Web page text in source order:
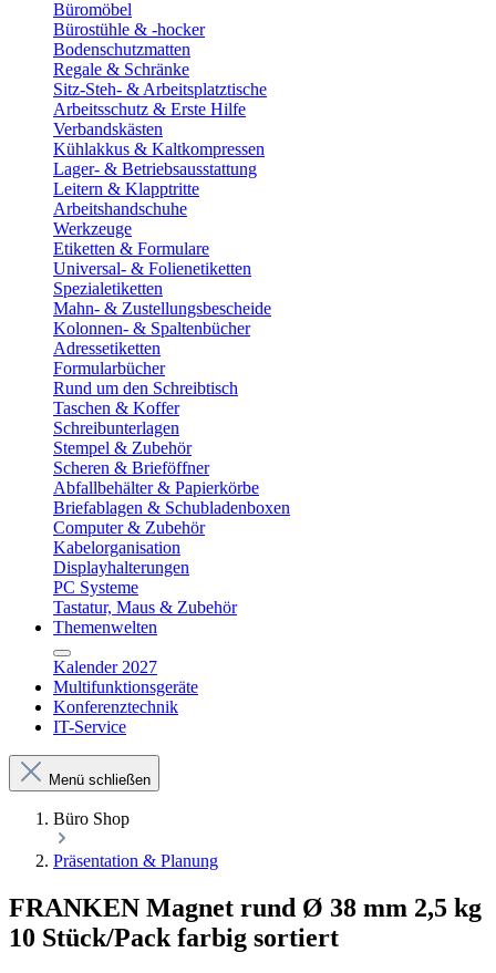
Büromöbel
Bürostühle & -hocker
Bodenschutzmatten
Regale & Schränke
Sitz-Steh- & Arbeitsplatztische
Arbeitsschutz & Erste Hilfe
Verbandskästen
Kühlakkus & Kaltkompressen
Lager- & Betriebsausstattung
Leitern & Klapptritte
Arbeitshandschuhe
Werkzeuge
Etiketten & Formulare
Universal- & Folienetiketten
Spezialetiketten
Mahn- & Zustellungsbescheide
Kolonnen- & Spaltenbücher
Adressetiketten
Formularbücher
Rund um den Schreibtisch
Taschen & Koffer
Schreibunterlagen
Stempel & Zubehör
Scheren & Brieföffner
Abfallbehälter & Papierkörbe
Briefablagen & Schubladenboxen
Computer & Zubehör
Kabelorganisation
Displayhalterungen
PC Systeme
Tastatur, Maus & Zubehör
Themenwelten
Kalender 2027
Multifunktionsgeräte
Konferenztechnik
IT-Service
Menü schließen
Büro Shop
Präsentation & Planung
FRANKEN Magnet rund Ø 38 mm 2,5 kg
10 Stück/Pack farbig sortiert